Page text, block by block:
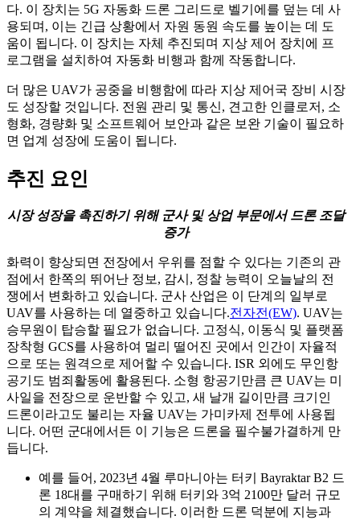
다. 이 장치는 5G 자동화 드론 그리드로 벨기에를 덮는 데 사
용되며, 이는 긴급 상황에서 자원 동원 속도를 높이는 데 도
움이 됩니다. 이 장치는 자체 추진되며 지상 제어 장치에 프
로그램을 설치하여 자동화 비행과 함께 작동합니다.
더 많은 UAV가 공중을 비행함에 따라 지상 제어국 장비 시장
도 성장할 것입니다. 전원 관리 및 통신, 견고한 인클로저, 소
형화, 경량화 및 소프트웨어 보안과 같은 보완 기술이 필요하
면 업계 성장에 도움이 됩니다.
추진 요인
시장 성장을 촉진하기 위해 군사 및 상업 부문에서 드론 조달
증가
화력이 향상되면 전장에서 우위를 점할 수 있다는 기존의 관
점에서 한쪽의 뛰어난 정보, 감시, 정찰 능력이 오늘날의 전
쟁에서 변화하고 있습니다. 군사 산업은 이 단계의 일부로
UAV를 사용하는 데 열중하고 있습니다.전자전(EW). UAV는
승무원이 탑승할 필요가 없습니다. 고정식, 이동식 및 플랫폼
장착형 GCS를 사용하여 멀리 떨어진 곳에서 인간이 자율적
으로 또는 원격으로 제어할 수 있습니다. ISR 외에도 무인항
공기도 범죄활동에 활용된다. 소형 항공기만큼 큰 UAV는 미
사일을 전장으로 운반할 수 있고, 새 날개 길이만큼 크기인
드론이라고도 불리는 자율 UAV는 가미카제 전투에 사용됩
니다. 어떤 군대에서든 이 기능은 드론을 필수불가결하게 만
듭니다.
예를 들어, 2023년 4월 루마니아는 터키 Bayraktar B2 드
론 18대를 구매하기 위해 터키와 3억 2100만 달러 규모
의 계약을 체결했습니다. 이러한 드론 덕분에 지능과